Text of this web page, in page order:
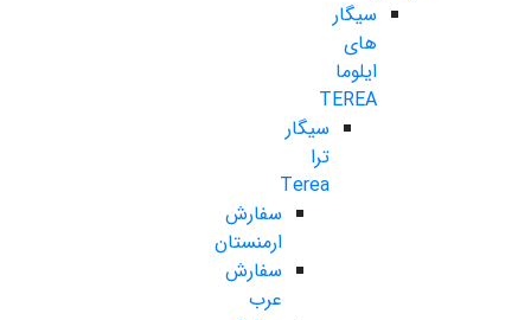
سیگار
های
ایلوما
TEREA
سیگار
ترا
Terea
سفارش
ارمنستان
سفارش
عرب